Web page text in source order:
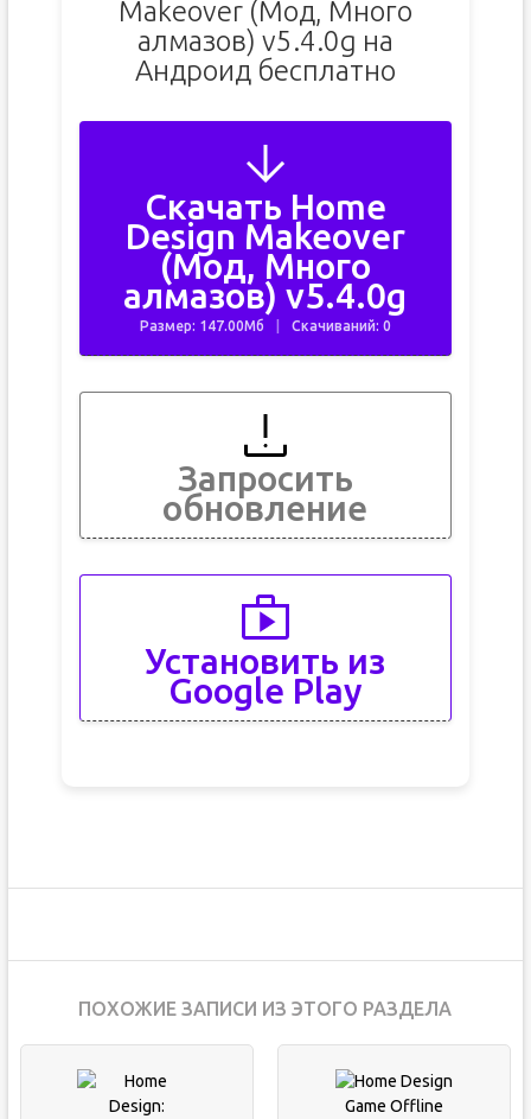
Makeover (Мод, Много
алмазов) v5.4.0g на
Андроид бесплатно
Скачать Home
Design Makeover
(Мод, Много
алмазов) v5.4.0g
Размер: 147.00Мб Скачиваний: 0
Запросить
обновление
Установить из
Google Play
ПОХОЖИЕ ЗАПИСИ ИЗ ЭТОГО РАЗДЕЛА